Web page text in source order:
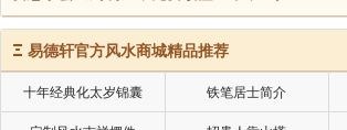
Ξ 易德轩官方风水商城精品推荐
十年经典化太岁锦囊 铁笔居士简介